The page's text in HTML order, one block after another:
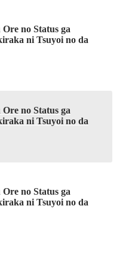
no Status ga
ni Tsuyoi no da
no Status ga
ni Tsuyoi no da
no Status ga
ni Tsuyoi no da